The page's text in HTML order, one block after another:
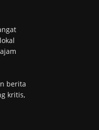
berita
kritis,